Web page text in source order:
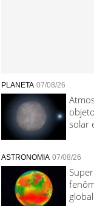
PLANETA 07/08/26
solar
ASTRONOMIA 07/08/26
global